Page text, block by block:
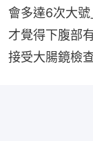
會多達6次大
才覺得下腹部
接受大腸鏡檢